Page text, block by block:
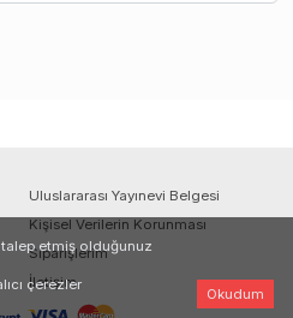
Uluslararası Yayınevi Belgesi
Kişisel Verilerin Korunması
Siparişlerim
İletişim
etmiş olduğunuz
çerezler
Okudum